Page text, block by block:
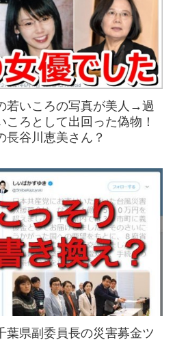
若いころの写真が美人→過
ろとして出回った偽物！
長谷川恵美さん？
葉県副委員長の災害募金ツ